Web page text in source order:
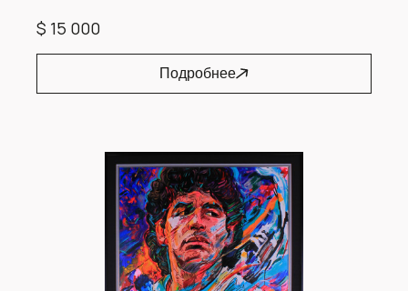
$ 15 000
Подробнее